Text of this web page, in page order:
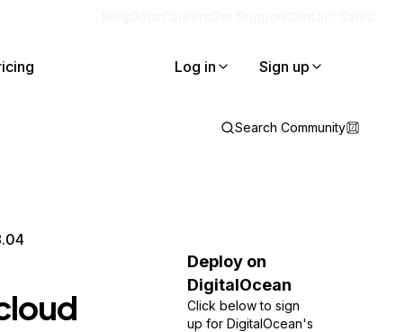
Log in Sign up
Search Community
Deploy on
DigitalOcean
Click below to sign
up for DigitalOcean's